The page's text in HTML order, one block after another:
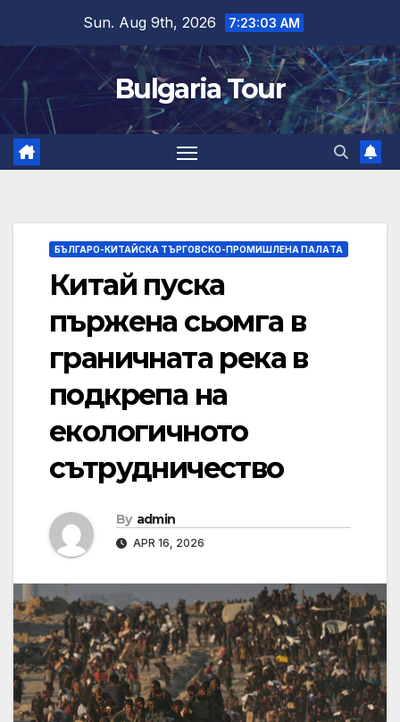
content
Sun. Aug 9th, 2026 7:23:04 AM
Bulgaria Tour
БЪЛГАРО-КИТАЙСКА ТЪРГОВСКО-ПРОМИШЛЕНА ПАЛAТА
Китай пуска
пържена сьомга в
граничната река в
подкрепа на
екологичното
сътрудничество
By admin
APR 16, 2026